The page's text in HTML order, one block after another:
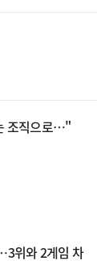
조직으로…"
위와 2게임 차